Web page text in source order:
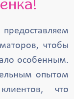
Троицк
Яхрома
чтобы
особенным.
опытом
что